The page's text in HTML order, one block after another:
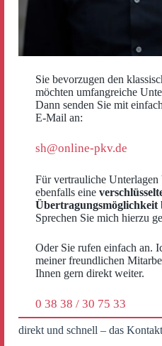
Sie bevorzugen den
möchten umfangreiche
Dann senden Sie mit
E-Mail an:
sh@online-pkv.de
Für vertrauliche Unterlagen
ebenfalls eine
Übertragungsmöglichkeit
Sprechen Sie mich hierzu
Oder Sie rufen einfach an.
meiner freundlichen
Ihnen gern direkt weiter.
0 38 38 / 30 75 33
direkt und schnell – das